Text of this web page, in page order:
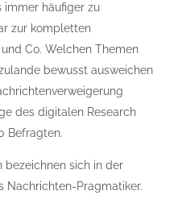
immer häufiger zu
zur kompletten
Co. Welchen Themen
bewusst ausweichen
des digitalen Research
Befragten.
bezeichnen sich in der
Nachrichten-Pragmatiker.